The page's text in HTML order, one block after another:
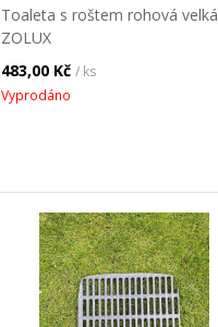
Toaleta s roštem rohová velká
ZOLUX
483,00 Kč / ks
Vyprodáno